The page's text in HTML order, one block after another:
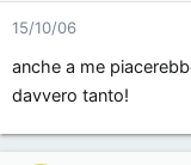
15/10/06
anche a me
davvero tanto!